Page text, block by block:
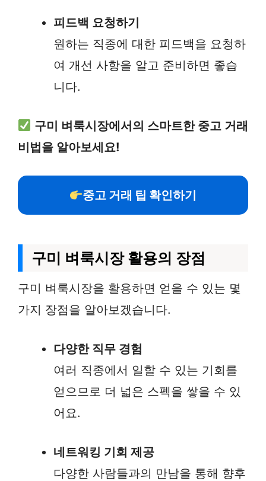
피드백 요청하기
원하는 직종에 대한 피드백을 요청하
여 개선 사항을 알고 준비하면 좋습
니다.
구미 벼룩시장에서의 스마트한 중고 거래
비법을 알아보세요!
중고 거래 팁 확인하기
구미 벼룩시장 활용의 장점
구미 벼룩시장을 활용하면 얻을 수 있는 몇
가지 장점을 알아보겠습니다.
다양한 직무 경험
여러 직종에서 일할 수 있는 기회를
얻으므로 더 넓은 스펙을 쌓을 수 있
어요.
네트워킹 기회 제공
다양한 사람들과의 만남을 통해 향후